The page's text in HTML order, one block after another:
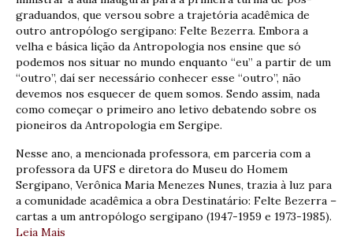
graduandos, que versou sobre a trajetória acadêmica de
outro antropólogo sergipano: Felte Bezerra. Embora a
velha e básica lição da Antropologia nos ensine que só
podemos nos situar no mundo enquanto “eu” a partir de um
“outro”, daí ser necessário conhecer esse “outro”, não
devemos nos esquecer de quem somos. Sendo assim, nada
como começar o primeiro ano letivo debatendo sobre os
pioneiros da Antropologia em Sergipe.
Nesse ano, a mencionada professora, em parceria com a
professora da UFS e diretora do Museu do Homem
Sergipano, Verônica Maria Menezes Nunes, trazia à luz para
a comunidade acadêmica a obra Destinatário: Felte Bezerra –
cartas a um antropólogo sergipano (1947-1959 e 1973-1985).
Leia Mais